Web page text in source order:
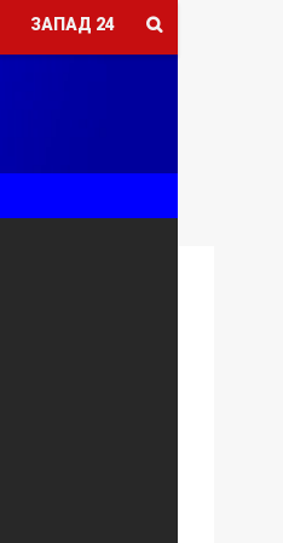
ЗАПАД 24